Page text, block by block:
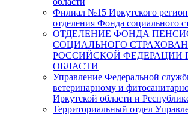
Филиал №15 Иркутского
отделения Фонда социального
ОТДЕЛЕНИЕ ФОНДА
СОЦИАЛЬНОГО
РОССИЙСКОЙ ФЕДЕРАЦИИ
ОБЛАСТИ
Управление Федеральной
ветеринарному и
Иркутской области и
Территориальный отдел